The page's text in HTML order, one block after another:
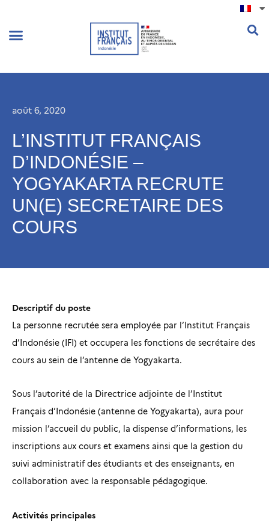
août 6, 2020
L’INSTITUT FRANÇAIS
D’INDONÉSIE –
YOGYAKARTA RECRUTE
UN(E) SECRETAIRE DES
COURS
Descriptif du poste
La personne recrutée sera employée par l’Institut Français
d’Indonésie (IFI) et occupera les fonctions de secrétaire des
cours au sein de l’antenne de Yogyakarta.
Sous l’autorité de la Directrice adjointe de l’Institut
Français d’Indonésie (antenne de Yogyakarta), aura pour
mission l’accueil du public, la dispense d’informations, les
inscriptions aux cours et examens ainsi que la gestion du
suivi administratif des étudiants et des enseignants, en
collaboration avec la responsable pédagogique.
Activités principales